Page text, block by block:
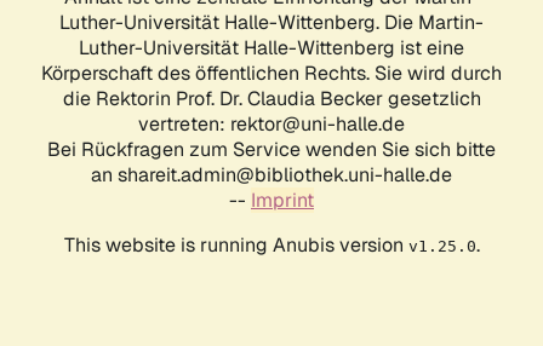
Luther-Universität Halle-Wittenberg. Die Martin-
Luther-Universität Halle-Wittenberg ist eine
Körperschaft des öffentlichen Rechts. Sie wird durch
die Rektorin Prof. Dr. Claudia Becker gesetzlich
vertreten: rektor@uni-halle.de
Bei Rückfragen zum Service wenden Sie sich bitte
an shareit.admin@bibliothek.uni-halle.de
-- Imprint
This website is running Anubis version v1.25.0.